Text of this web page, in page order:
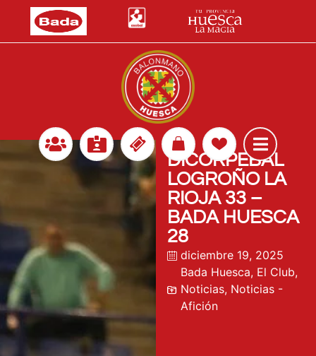
DICORPEBAL
LOGROÑO LA
RIOJA 33 –
BADA HUESCA
28
diciembre 19, 2025
Bada Huesca, El Club,
Noticias, Noticias -
Afición